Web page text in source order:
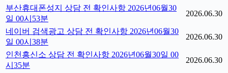
부산휴대폰성지 상담 전 확인사항 2026년06월30
일 00시53분
2026.06.30
네이버 검색광고 상담 전 확인사항 2026년06월30
일 00시38분
2026.06.30
인천흥신소 상담 전 확인사항 2026년06월30일 00
시35분
2026.06.30